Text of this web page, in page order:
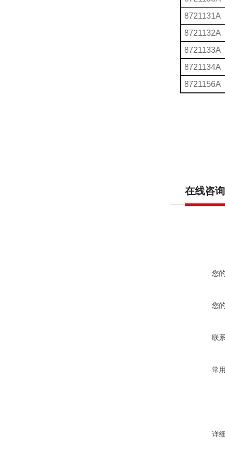
8721131A
8721132A
8721133A
8721134A
8721156A
在线咨询
您
您
联
常
详